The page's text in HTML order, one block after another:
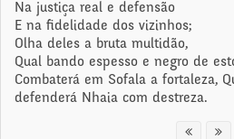
Na justiça real e defensão
E na fidelidade dos vizinhos;
Olha deles a bruta multidão,
Qual bando espesso e negro de
Combaterá em Sofala a fortaleza,
defenderá Nhaia com destreza.